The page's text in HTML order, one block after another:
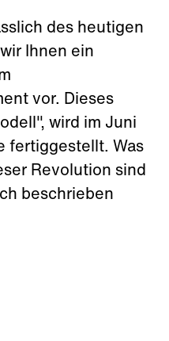
des heutigen
Ihnen ein
vor. Dieses
wird im Juni
fertiggestellt. Was
Revolution sind
beschrieben